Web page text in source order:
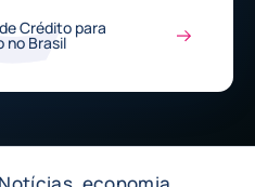
Crédito para
no Brasil